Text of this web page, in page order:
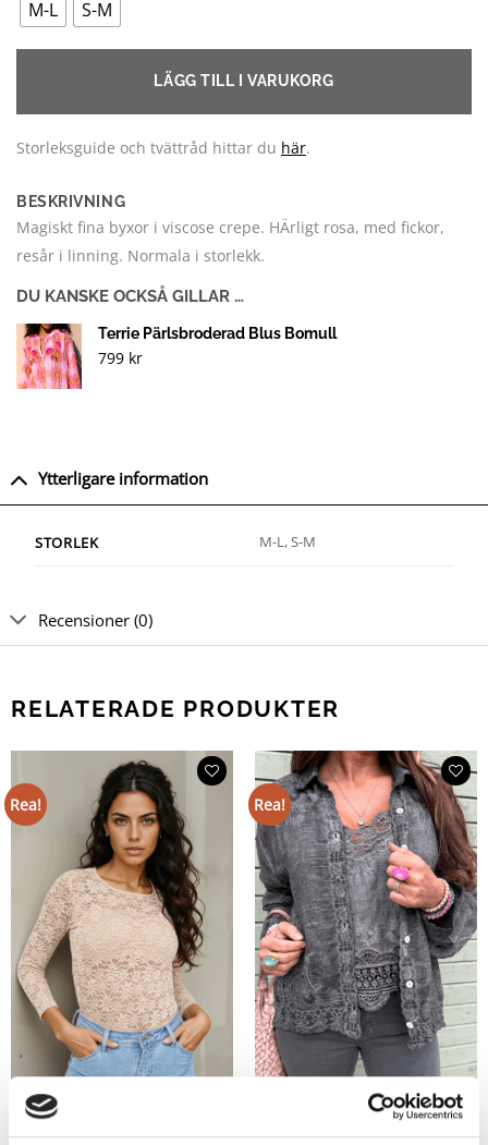
M-L S-M
LÄGG TILL I VARUKORG
Storleksguide och tvättråd hittar du här.
BESKRIVNING
Magiskt fina byxor i viscose crepe. HÄrligt rosa, med fickor,
resår i linning. Normala i storlekk.
DU KANSKE OCKSÅ GILLAR …
Terrie Pärlsbroderad Blus Bomull
799 kr
Ytterligare information
STORLEK M-L, S-M
Recensioner (0)
RELATERADE PRODUKTER
Rea!
Elles Stretchig Spetsbody Beige
Rea!
Molly Spetsblus Antracite